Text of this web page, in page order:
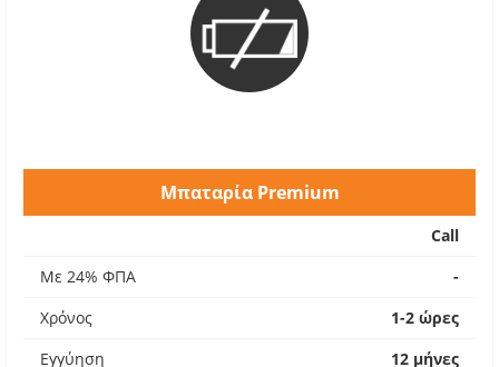
Μπαταρία Premium
Call
Με 24% ΦΠΑ
-
Χρόνος
1-2 ώρες
Εγγύηση
12 μήνες